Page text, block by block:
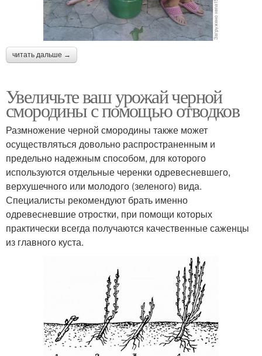
читать дальше →
Увеличьте ваш урожай черной
смородины с помощью отводков
Размножение черной смородины также может
осуществляться довольно распространенным и
предельно надежным способом, для которого
используются отдельные черенки одревесневшего,
верхушечного или молодого (зеленого) вида.
Специалисты рекомендуют брать именно
одревесневшие отростки, при помощи которых
практически всегда получаются качественные саженцы
из главного куста.